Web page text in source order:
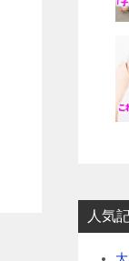
人気